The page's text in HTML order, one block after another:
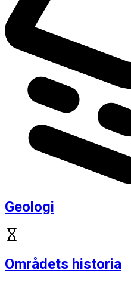
Geologi
Områdets historia